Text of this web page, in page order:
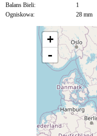
Balans Bieli:
1
Ogniskowa:
28 mm
+
-